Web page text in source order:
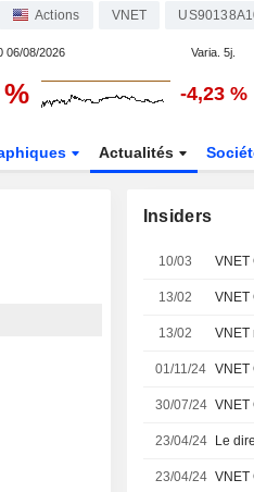
Actions VNET
06/08/2026 Varia. 5j.
-4,23 %
Actualités
Insiders
10/03
13/02
13/02
01/11/24
30/07/24
23/04/24 Le
23/04/24 VNET